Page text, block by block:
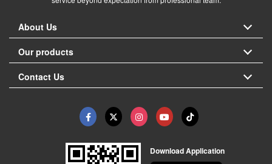
About Us
Our products
Contact Us
Download Application